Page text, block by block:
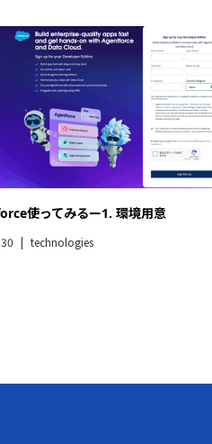
使ってみるー1. 環境用意
technologies